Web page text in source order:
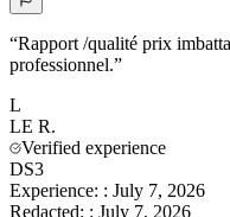
“Rapport /qualité prix
professionnel.”
L
LE R.
Verified experience
DS3
Experience: : July 7, 2026
Redacted: : July 7, 2026